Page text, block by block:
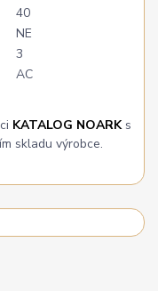
40
NE
3
AC
KATALOG NOARKs
skladu výrobce.